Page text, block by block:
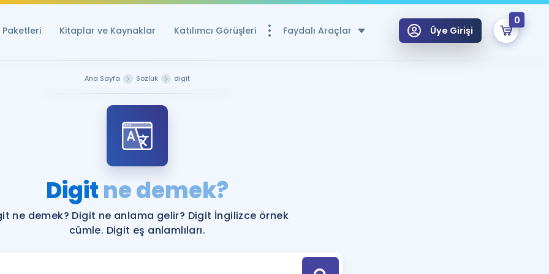
Paketleri Kitaplar ve Kaynaklar Katılımcı Görüşleri Faydalı Araçlar
YDS ve YÖKDİL Puan Hesaplama Aracı
Rehberlik Aracı
YDS ve YÖKDİL'e Hazırlananlar için Öneriler
Tüm ÖSYM Sınavları Tek Takvimde
Üye Girişi
0
Ana Sayfa Sözlük digit
Digitne demek?
ne demek? Digit ne anlama gelir? Digit İngilizce örnek
cümle. Digit eş anlamlıları.